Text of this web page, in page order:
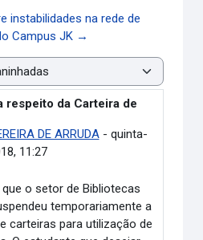
instabilidades na rede de
Campus JK →
respeito da Carteira de
DE ARRUDA- quinta-
11:27
0
o setor de Bibliotecas
temporariamente a
carteiras para utilização de